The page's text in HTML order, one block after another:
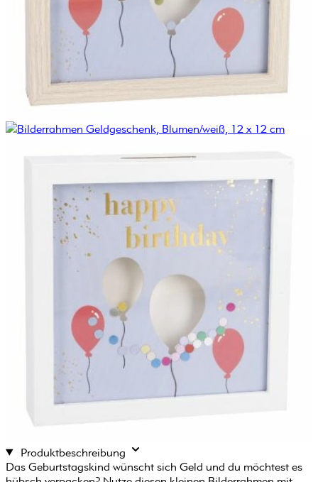
Produktbeschreibung
Das Geburtstagskind wünscht sich Geld und du möchtest es